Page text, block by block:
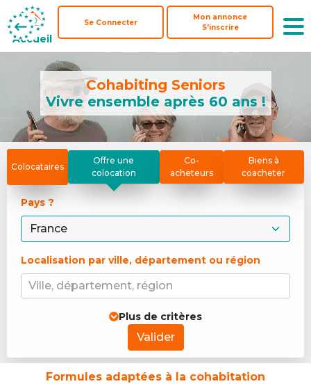
Accueil
Se Connecter
Mon annonce
S'inscrire
Accueil
Se Connecter
Mon annonce
S'inscrire
Cohabiting Seniors
Vivre ensemble après 60 ans !
Colocataires
Offre une
colocation
Co-
acheteurs
Biens à
coacheter
Pays ?
Localisation par ville, département ou région
Ville, département, région
Plus de critères
Valider
Formules adaptées à la cohabitation